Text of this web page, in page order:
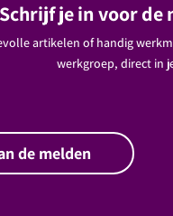
Schrijf je in voor de
artikelen of handig
werkgroep, direct in
de melden